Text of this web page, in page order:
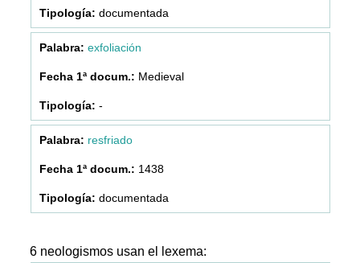
documentada
exfoliación
Medieval
-
resfriado
1438
documentada
6 neologismos usan el lexema: